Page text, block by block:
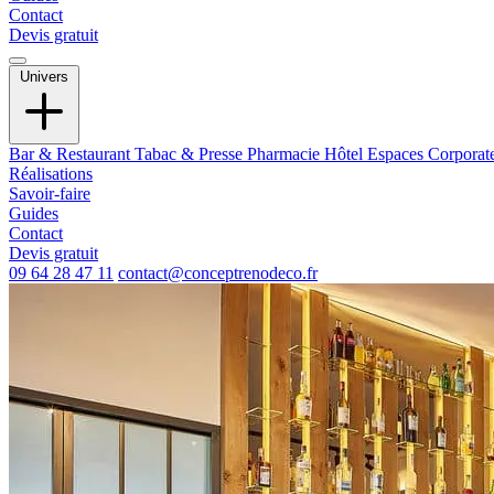
Contact
Devis gratuit
Univers
Bar & Restaurant Tabac & Presse Pharmacie Hôtel Espaces
Réalisations
Savoir-faire
Guides
Contact
Devis gratuit
09 64 28 47 11 contact@conceptrenodeco.fr